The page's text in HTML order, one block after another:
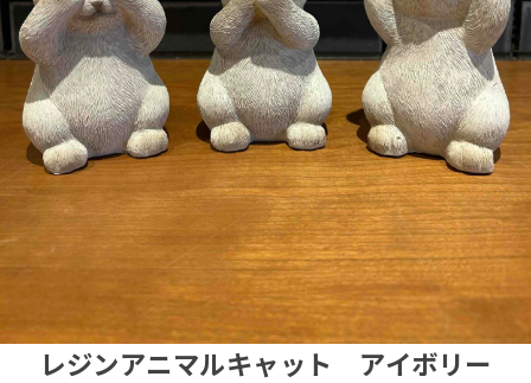
レジンアニマルキャット アイボリー